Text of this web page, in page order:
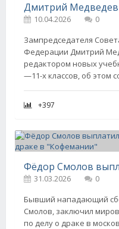
10.04.2026
0
Зампредседателя
Федерации Дмитрий
редактором новых
—11-х классов, об этом
+397
31.03.2026
0
Бывший нападающий
Смолов, заключил
по делу о драке в